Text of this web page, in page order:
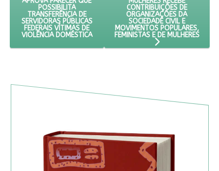
POSSIBILITA
TRANSFERÊNCIA DE
SERVIDORAS PÚBLICAS
FEDERAIS VÍTIMAS DE
VIOLÊNCIA DOMÉSTICA
CONTRIBUIÇÕES DE
ORGANIZAÇÕES DA
SOCIEDADE CIVIL E
MOVIMENTOS POPULARES,
FEMINISTAS E DE MULHERES